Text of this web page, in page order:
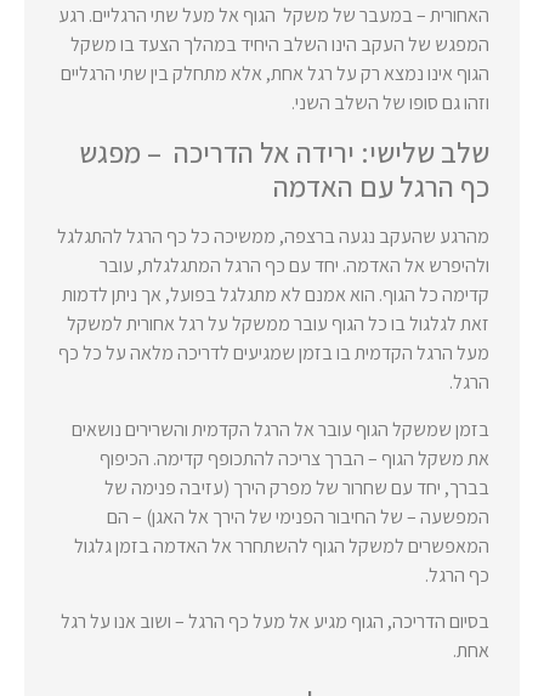
האחורית – במעבר של משקל הגוף אל מעל שתי הרגליים. רגע
המפגש של העקב הינו השלב היחיד במהלך הצעד בו משקל
הגוף אינו נמצא רק על רגל אחת, אלא מתחלק בין שתי הרגליים
וזהו גם סופו של השלב השני.
שלב שלישי: ירידה אל הדריכה – מפגש
כף הרגל עם האדמה
מהרגע שהעקב נגעה ברצפה, ממשיכה כל כף הרגל להתגלגל
ולהיפרש אל האדמה. יחד עם כף הרגל המתגלגלת, עובר
קדימה כל הגוף. הוא אמנם לא מתגלגל בפועל, אך ניתן לדמות
זאת לגלגול בו כל הגוף עובר ממשקל על רגל אחורית למשקל
מעל הרגל הקדמית בו בזמן שמגיעים לדריכה מלאה על כל כף
הרגל.
בזמן שמשקל הגוף עובר אל הרגל הקדמית והשרירים נושאים
את משקל הגוף – הברך צריכה להתכופף קדימה. הכיפוף
בברך, יחד עם שחרור של מפרק הירך (עזיבה פנימה של
המפשעה – של החיבור הפנימי של הירך אל האגן) – הם
המאפשרים למשקל הגוף להשתחרר אל האדמה בזמן גלגול
כף הרגל.
בסיום הדריכה, הגוף מגיע אל מעל כף הרגל – ושוב אנו על רגל
אחת.